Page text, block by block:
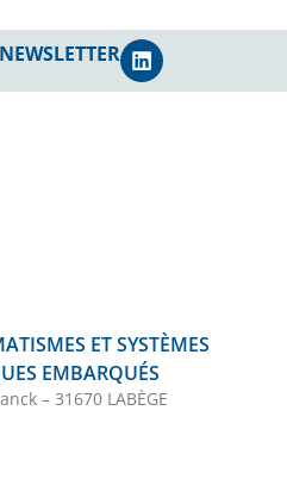
ET SYSTÈMES
EMBARQUÉS
– 31670 LABÈGE